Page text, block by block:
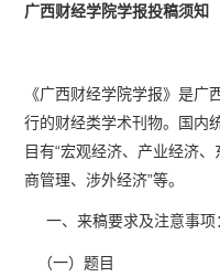
广西财经学院学报投稿须知
《广西财经学院学报》是广
行的财经类学术刊物。国内
目有“宏观经济、产业经济
商管理、涉外经济”等。
一、来稿要求及注意事项
（一）题目